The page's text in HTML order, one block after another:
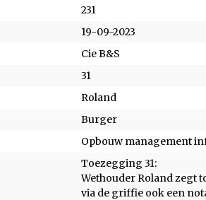
231
19-09-2023
Cie B&S
31
Roland
Burger
Opbouw management
Toezegging 31:
Wethouder Roland zegt
via de griffie ook een